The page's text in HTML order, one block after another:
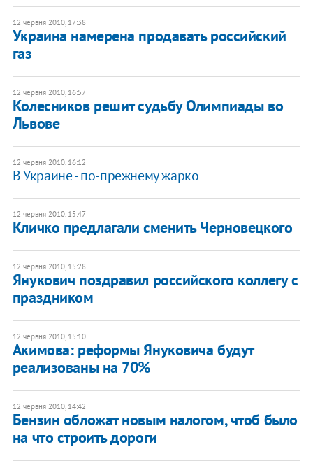
12 червня 2010, 17:38
Украина намерена продавать российский
газ
12 червня 2010, 16:57
Колесников решит судьбу Олимпиады во
Львове
12 червня 2010, 16:12
В Украине - по-прежнему жарко
12 червня 2010, 15:47
Кличко предлагали сменить Черновецкого
12 червня 2010, 15:28
Янукович поздравил российского коллегу с
праздником
12 червня 2010, 15:10
Акимова: реформы Януковича будут
реализованы на 70%
12 червня 2010, 14:42
Бензин обложат новым налогом, чтоб было
на что строить дороги